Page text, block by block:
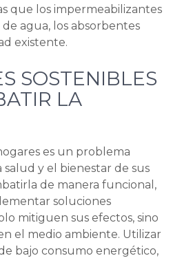
que los impermeabilizantes
agua, los absorbentes
existente.
SOSTENIBLES
LA
es un problema
y el bienestar de sus
de manera funcional,
soluciones
mitiguen sus efectos, sino
el medio ambiente. Utilizar
bajo consumo energético,